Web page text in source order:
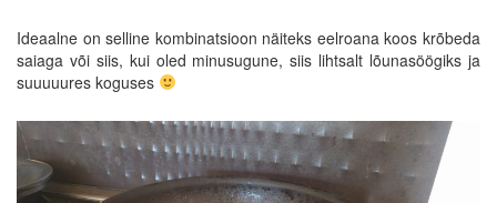
Ideaalne on selline kombinatsioon näiteks eelroana koos krõbeda
saiaga või siis, kui oled minusugune, siis lihtsalt lõunasöögiks ja
suuuuures koguses